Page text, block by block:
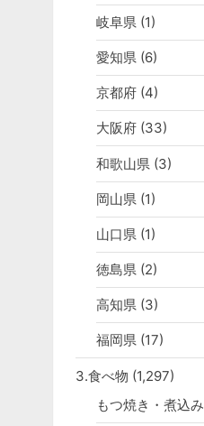
岐阜県(1)
愛知県(6)
京都府(4)
大阪府(33)
和歌山県 (3)
岡山県 (1)
山口県(1)
徳島県(2)
高知県(3)
福岡県(17)
3.食べ物 (1,297)
もつ焼き・煮込み